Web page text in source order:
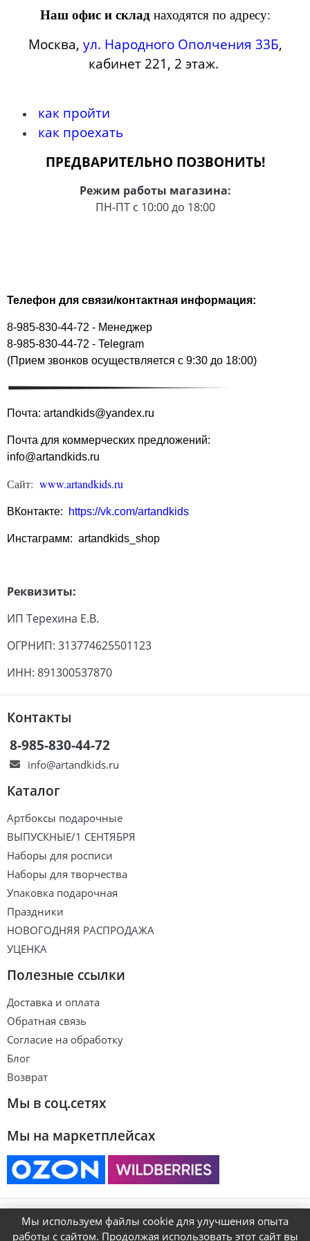
Наш офис и складнаходятся по адресу:
Москва, ул. Народного Ополчения 33Б,
кабинет 221, 2 этаж.
как пройти
как проехать
ПРЕДВАРИТЕЛЬНО ПОЗВОНИТЬ!
Режим работы магазина:
ПН-ПТ с 10:00 до 18:00
Телефон для связи/контактная информация:
8-985-830-44-72 - Менеджер
8-985-830-44-72 - Telegram
(Прием звонков осуществляется с 9:30 до 18:00)
Почта: artandkids@yandex.ru
Почта для коммерческих предложений:
info@artandkids.ru
Сайт: www.artandkids.ru
ВКонтакте: https://vk.com/artandkids
Инстаграмм: artandkids_shop
Реквизиты:
ИП Терехина Е.В.
ОГРНИП: 313774625501123
ИНН: 891300537870
Контакты
8-985-830-44-72
info@artandkids.ru
Каталог
Артбоксы подарочные
ВЫПУСКНЫЕ/1 СЕНТЯБРЯ
Наборы для росписи
Наборы для творчества
Упаковка подарочная
Праздники
НОВОГОДНЯЯ РАСПРОДАЖА
УЦЕНКА
Полезные ссылки
Доставка и оплата
Обратная связь
Согласие на обработку
Блог
Возврат
Мы в соц.сетях
Мы на маркетплейсах
© ART&KIDS
Мы используем файлы cookie для улучшения опыта
работы с сайтом. Продолжая использовать этот сайт вы
Футболки-раскраски на 14 февраля
Кружки-раскраски
Сумки-раскраски
Новогодний декор и материалы